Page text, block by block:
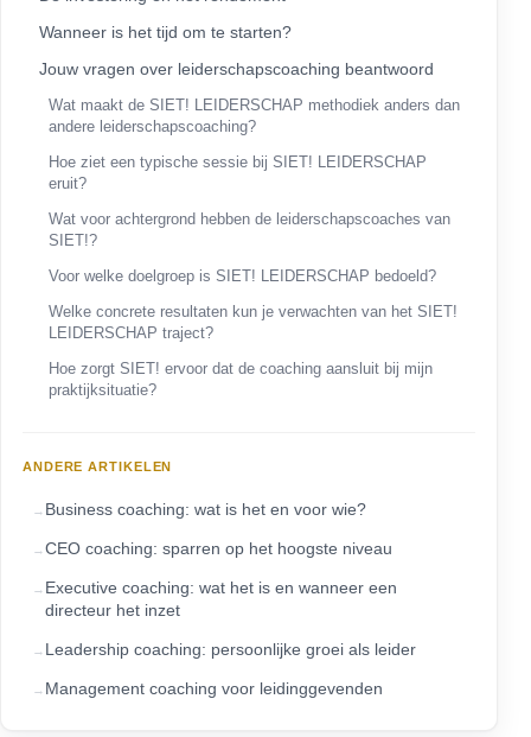
Wanneer is het tijd om te starten?
Jouw vragen over leiderschapscoaching beantwoord
Wat maakt de SIET! LEIDERSCHAP methodiek anders dan
andere leiderschapscoaching?
Hoe ziet een typische sessie bij SIET! LEIDERSCHAP
eruit?
Wat voor achtergrond hebben de leiderschapscoaches van
SIET!?
Voor welke doelgroep is SIET! LEIDERSCHAP bedoeld?
Welke concrete resultaten kun je verwachten van het SIET!
LEIDERSCHAP traject?
Hoe zorgt SIET! ervoor dat de coaching aansluit bij mijn
praktijksituatie?
ANDERE ARTIKELEN
Business coaching: wat is het en voor wie?
CEO coaching: sparren op het hoogste niveau
Executive coaching: wat het is en wanneer een
directeur het inzet
Leadership coaching: persoonlijke groei als leider
Management coaching voor leidinggevenden